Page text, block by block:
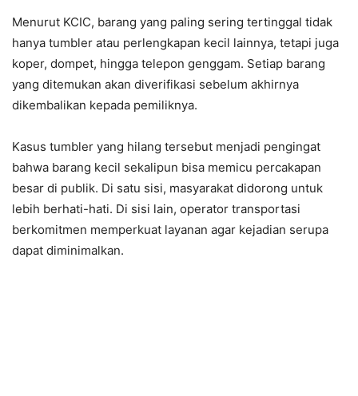
Menurut KCIC, barang yang paling sering tertinggal tidak
hanya tumbler atau perlengkapan kecil lainnya, tetapi juga
koper, dompet, hingga telepon genggam. Setiap barang
yang ditemukan akan diverifikasi sebelum akhirnya
dikembalikan kepada pemiliknya.
Kasus tumbler yang hilang tersebut menjadi pengingat
bahwa barang kecil sekalipun bisa memicu percakapan
besar di publik. Di satu sisi, masyarakat didorong untuk
lebih berhati-hati. Di sisi lain, operator transportasi
berkomitmen memperkuat layanan agar kejadian serupa
dapat diminimalkan.